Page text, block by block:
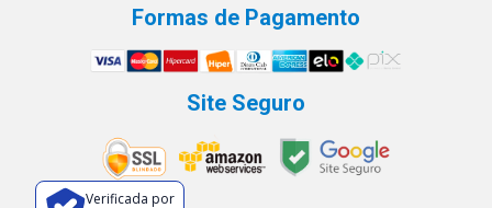
Formas de Pagamento
Site Seguro
Verificada por